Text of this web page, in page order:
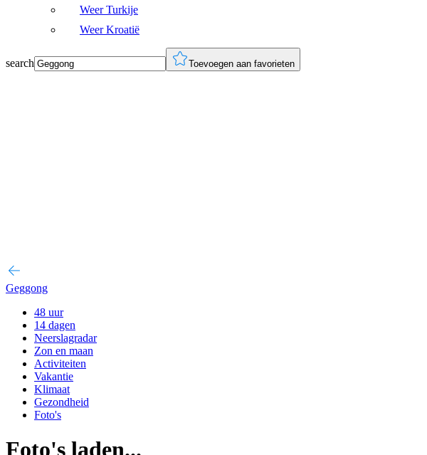
Weer Turkije
Weer Kroatië
search Toevoegen aan favorieten
Geggong
48 uur
14 dagen
Neerslagradar
Zon en maan
Activiteiten
Vakantie
Klimaat
Gezondheid
Foto's
Foto's laden...